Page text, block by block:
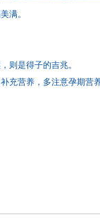
满。
则是得子的吉兆。
充营养，多注意孕期营